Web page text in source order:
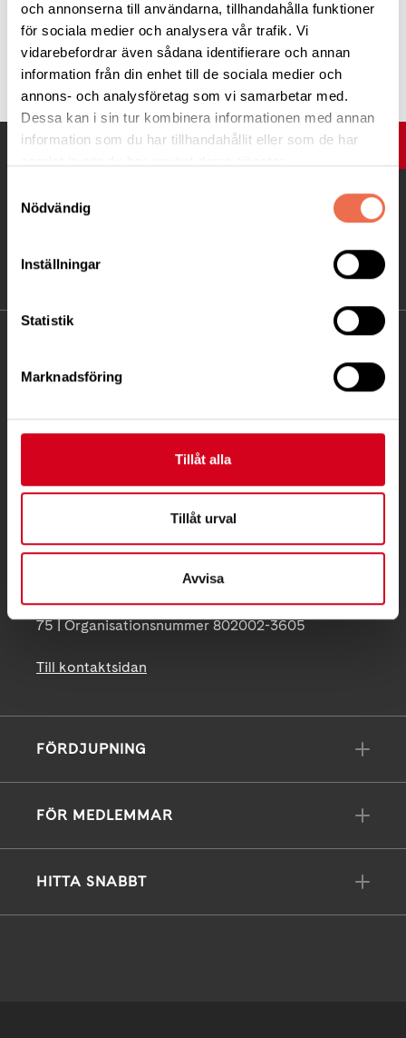
och annonserna till användarna, tillhandahålla funktioner
för sociala medier och analysera vår trafik. Vi
vidarebefordrar även sådana identifierare och annan
information från din enhet till de sociala medier och
annons- och analysföretag som vi samarbetar med.
Dessa kan i sin tur kombinera informationen med annan
information som du har tillhandahållit eller som de har
Nödvändig
Inställningar
Statistik
Marknadsföring
Tillåt alla
Tillåt urval
Avvisa
Tipsa
Besöksadress:
Telefon:08-677 70 10
Postadress:
PG 90 10 07-5 | BG 901-0075 | Swishgåva 90 100
75 | Organisationsnummer 802002-3605
Till kontaktsidan
FÖRDJUPNING
FÖR MEDLEMMAR
HITTA SNABBT